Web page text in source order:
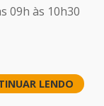
09h às 10h30
LENDO